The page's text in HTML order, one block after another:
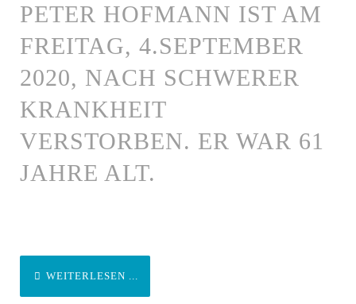
PETER HOFMANN IST AM
FREITAG, 4.SEPTEMBER
2020, NACH SCHWERER
KRANKHEIT
VERSTORBEN. ER WAR 61
JAHRE ALT.
WEITERLESEN ...